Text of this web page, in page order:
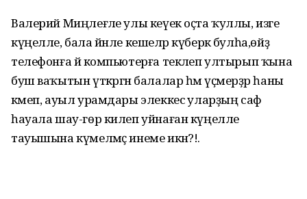
Валерий Миңлеғәле улы кеүек оҫта ҡуллы, изге
күңелле, бала йәнле кешеләр күберәк булһа,өйҙә
телефонға йә компьютерға текәлеп ултырып ҡына
буш ваҡытын үткәргән балалар һәм үҫмерҙәр һаны
кәмеп, ауыл урамдары элеккесә уларҙың саф
һауала шау-гөр килеп уйнаған күңелле
тауышына күмелмәҫ инеме икән?!.